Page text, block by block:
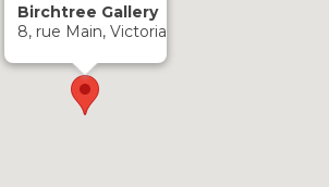
Birchtree Gallery
8, rue Main, Victoria